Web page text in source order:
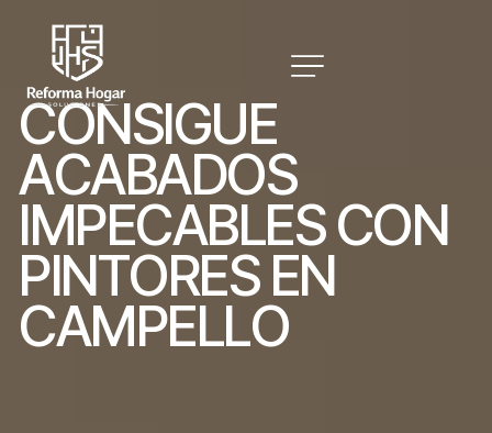
CONSIGUE
ACABADOS
IMPECABLES CON
PINTORES EN
CAMPELLO